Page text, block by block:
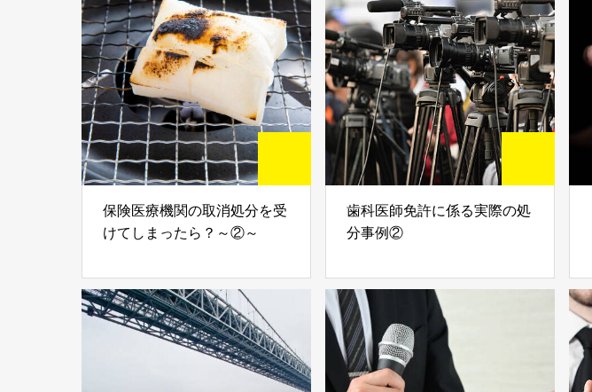
保険医療機関の取消処分を受
けてしまったら？～②～
歯科医師免許に係る実際の処
分事例②